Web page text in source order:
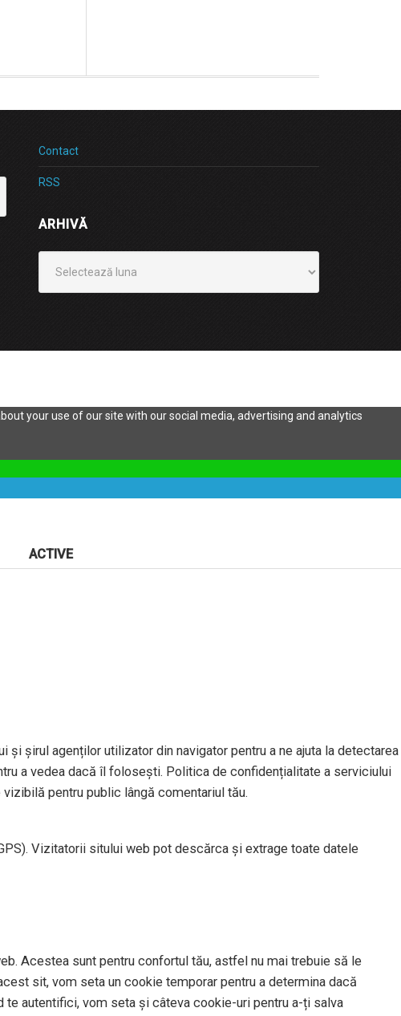
Contact
RSS
ARHIVĂ
your use of our site with our social media, advertising and analytics
ACTIVE
șirul agenților utilizator din navigator pentru a ne ajuta la detectarea
a vedea dacă îl folosești. Politica de confidențialitate a serviciului
pentru public lângă comentariul tău.
Vizitatorii sitului web pot descărca și extrage toate datele
Acestea sunt pentru confortul tău, astfel nu mai trebuie să le
sit, vom seta un cookie temporar pentru a determina dacă
autentifici, vom seta și câteva cookie-uri pentru a-ți salva